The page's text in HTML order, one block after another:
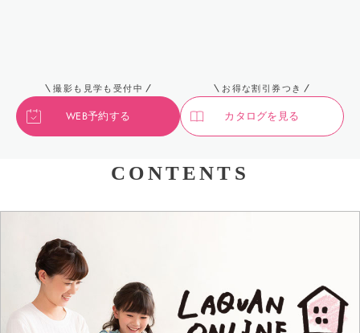
撮影も見学も受付中
WEB予約する
お得な割引券つき
カタログを見る
CONTENTS